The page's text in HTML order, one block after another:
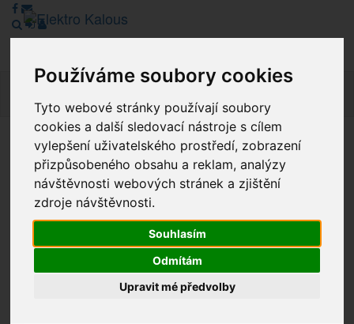
Používáme soubory cookies
Tyto webové stránky používají soubory
cookies a další sledovací nástroje s cílem
vylepšení uživatelského prostředí, zobrazení
přizpůsobeného obsahu a reklam, analýzy
návštěvnosti webových stránek a zjištění
zdroje návštěvnosti.
Souhlasím
Odmítám
Upravit mé předvolby
Vážení zákazníci, v tuto chvíli je Náš internetový obchod v
režimu Katalogu. Objednávky on-line nyní nelze vyřídit.
Děkujeme za pochopení.
Výprodej